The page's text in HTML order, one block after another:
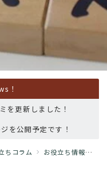
！
更新しました！
を公開予定です！
ちコラム お役立ち情報